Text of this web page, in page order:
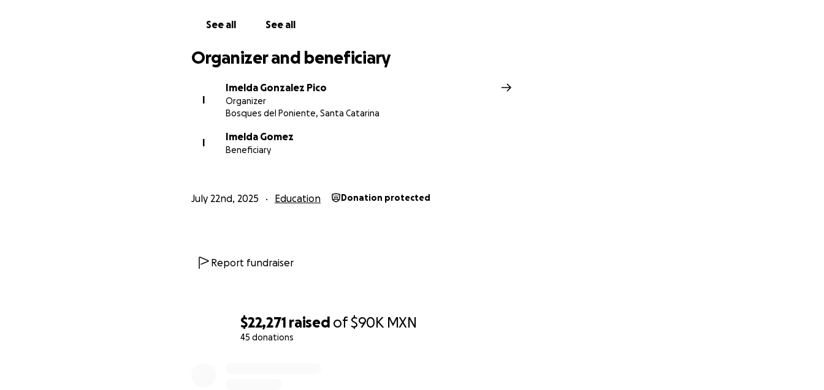
$22,271 raised of$90K MXN
45 donations
See all See all
Organizer and beneficiary
I
Imelda Gonzalez Pico
Organizer
Bosques del Poniente, Santa Catarina
I
Imelda Gomez
Beneficiary
July 22nd, 2025 Education Donation protected
Report fundraiser